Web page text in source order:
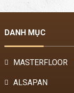
DANH MỤC
MASTERFLOOR
ALSAPAN